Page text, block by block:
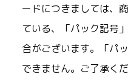
ードにつきましては、
ている、「パック記号
合がございます。「パ
できません。ご了承くだ